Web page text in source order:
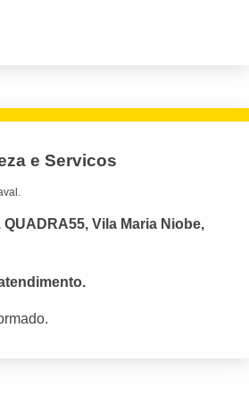
e Servicos
QUADRA55, Vila Maria Niobe,